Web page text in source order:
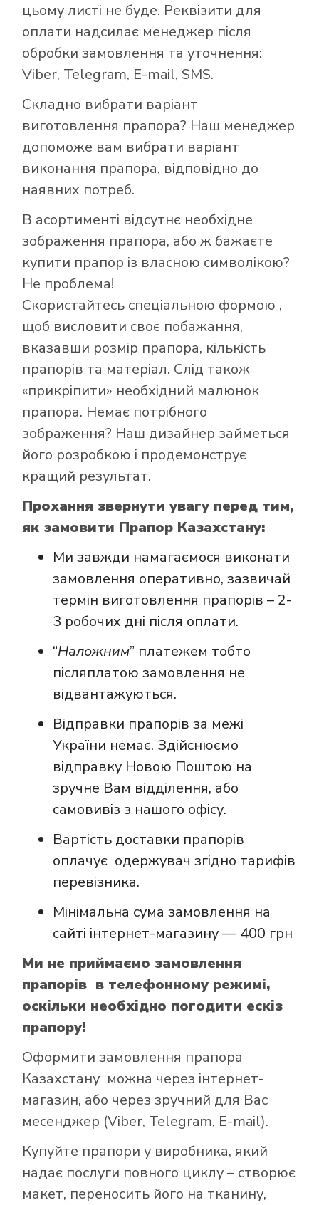
цьому листі не буде. Реквізити для
оплати надсилає менеджер після
обробки замовлення та уточнення:
Viber, Telegram, E-mail, SMS.
Складно вибрати варіант
виготовлення прапора? Наш менеджер
допоможе вам вибрати варіант
виконання прапора, відповідно до
наявних потреб.
В асортименті відсутнє необхідне
зображення прапора, або ж бажаєте
купити прапор із власною символікою?
Не проблема!
Скористайтесь спеціальною формою ,
щоб висловити своє побажання,
вказавши розмір прапора, кількість
прапорів та матеріал. Слід також
«прикріпити» необхідний малюнок
прапора. Немає потрібного
зображення? Наш дизайнер займеться
його розробкою і продемонструє
кращий результат.
Прохання звернути увагу перед тим,
як замовити Прапор Казахстану:
Ми завжди намагаємося виконати
замовлення оперативно, зазвичай
термін виготовлення прапорів – 2-
3 робочих дні після оплати.
“Наложним” платежем тобто
післяплатою замовлення не
відвантажуються.
Відправки прапорів за межі
України немає. Здійснюємо
відправку Новою Поштою на
зручне Вам відділення, або
самовивіз з нашого офісу.
Вартість доставки прапорів
оплачує одержувач згідно тарифів
перевізника.
Мінімальна сума замовлення на
сайті інтернет-магазину — 400 грн
Ми не приймаємо замовлення
прапорів в телефонному режимі,
оскільки необхідно погодити ескіз
прапору!
Оформити замовлення прапора
Казахстану можна через інтернет-
магазин, або через зручний для Вас
месенджер (Viber, Telegram, E-mail).
Купуйте прапори у виробника, який
надає послуги повного циклу – створює
макет, переносить його на тканину,
Як купити прапор
в інтернет-
магазині Лакор: